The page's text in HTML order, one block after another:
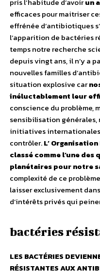
pris l’habitude d’avoirun
efficaces pour maitriser
effrénée d’antibiotiques
l’apparition de bactéries
temps notre recherche
depuis vingt ans, il n’y a
nouvelles familles
situation explosive car
inéluctablement leur
conscience du problème,
sensibilisation générales,
initiatives internationales,
contrôler.L’
classé comme l’une
planétaires pour notre
complexité de ce
laisser exclusivement
d’intérêts privés qui
bactéries
LES BACTÉRIES
RÉSISTANTES AUX